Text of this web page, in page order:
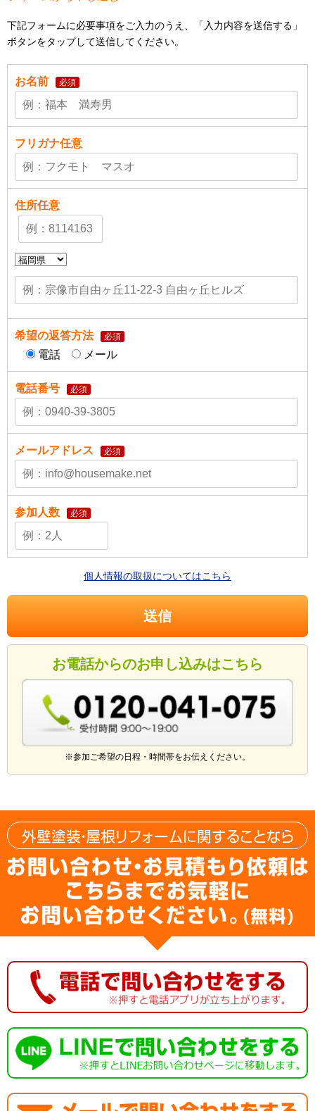
下記フォームに必要事項をご入力のうえ、「入力内容を送信する」
ボタンをタップして送信してください。
お名前 必須
フリガナ任意
住所任意
希望の返答方法 必須
電話 メール
電話番号 必須
メールアドレス 必須
参加人数 必須
個人情報の取扱についてはこちら
お電話からのお申し込みはこちら
※参加ご希望の日程・時間帯をお伝えください。